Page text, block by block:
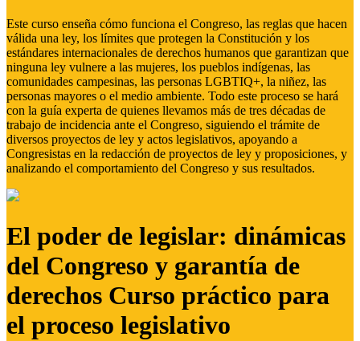
Este curso enseña cómo funciona el Congreso, las reglas que hacen
válida una ley, los límites que protegen la Constitución y los
estándares internacionales de derechos humanos que garantizan que
ninguna ley vulnere a las mujeres, los pueblos indígenas, las
comunidades campesinas, las personas LGBTIQ+, la niñez, las
personas mayores o el medio ambiente. Todo este proceso se hará
con la guía experta de quienes llevamos más de tres décadas de
trabajo de incidencia ante el Congreso, siguiendo el trámite de
diversos proyectos de ley y actos legislativos, apoyando a
Congresistas en la redacción de proyectos de ley y proposiciones, y
analizando el comportamiento del Congreso y sus resultados.
El poder de legislar: dinámicas
del Congreso y garantía de
derechos Curso práctico para
el proceso legislativo